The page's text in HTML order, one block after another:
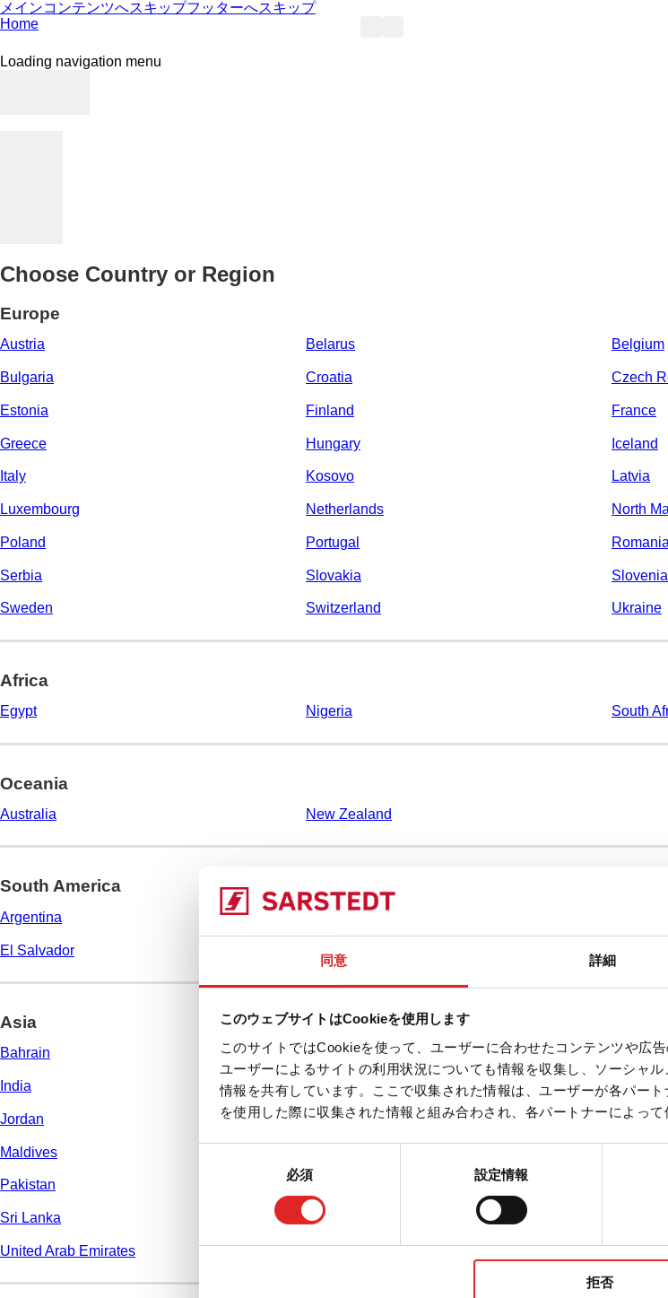
同意 詳細
このウェブサイトはCookieを使用します
このサイトではCookieを使って、ユーザーに合わせたコンテンツや広
ユーザーによるサイトの利用状況についても情報を収集し、ソーシャ
情報を共有しています。ここで収集された情報は、ユーザーが各パー
を使用した際に収集された情報と組み合わされ、各パートナーによって
必須 設定情報
拒否
メインコンテンツへスキップフッターへスキップ
Home
Loading navigation menu
Choose Country or Region
Europe
Austria Belarus Belgium
Bulgaria Croatia Czech
Estonia Finland France
Greece Hungary Iceland
Italy Kosovo Latvia
Luxembourg Netherlands North
Poland Portugal Romania
Serbia Slovakia Slovenia
Sweden Switzerland Ukraine
Africa
Egypt Nigeria South
Oceania
Australia New Zealand
South America
Argentina
El Salvador Panama
Asia
Bahrain China Georgia
India Iraq Israel
Jordan Kazakhstan Lebanon
Maldives
Pakistan Saudi Arabia
Sri Lanka Taiwan
United Arab Emirates Vietnam